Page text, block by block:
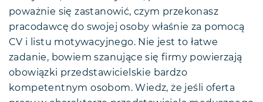
poważnie się zastanowić, czym przekonasz
pracodawcę do swojej osoby właśnie za pomocą
CV i listu motywacyjnego. Nie jest to łatwe
zadanie, bowiem szanujące się firmy powierzają
obowiązki przedstawicielskie bardzo
kompetentnym osobom. Wiedz, że jeśli oferta